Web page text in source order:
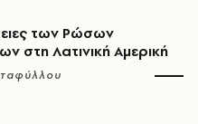
των Ρώσων
στη Λατινική Αμερική